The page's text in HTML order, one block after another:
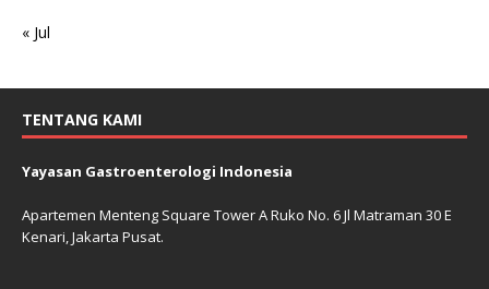
« Jul
TENTANG KAMI
Yayasan Gastroenterologi Indonesia
Apartemen Menteng Square Tower A Ruko No. 6 Jl Matraman 30 E
Kenari, Jakarta Pusat.